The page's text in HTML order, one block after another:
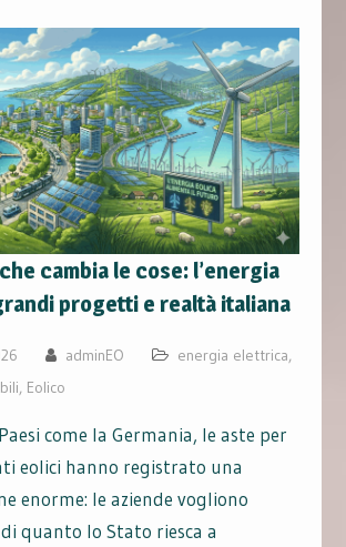
cambia le cose: l’energia
progetti e realtà italiana
adminEO energia elettrica,
, Eolico
come la Germania, le aste per
eolici hanno registrato una
enorme: le aziende vogliono
quanto lo Stato riesca a